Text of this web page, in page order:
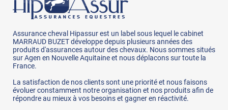
Assurance cheval Hipassur est un label sous lequel le cabinet
MARRAUD BUZET développe depuis plusieurs années des
produits d'assurances autour des chevaux. Nous sommes situés
sur Agen en Nouvelle Aquitaine et nous déplacons sur toute la
France.
La satisfaction de nos clients sont une priorité et nous faisons
évoluer constamment notre organisation et nos produits afin de
répondre au mieux à vos besoins et gagner en réactivité.